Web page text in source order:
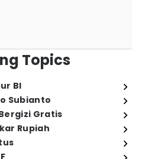
Topics
BI
Subianto
Gratis
Rupiah